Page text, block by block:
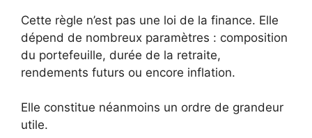
Cette règle n’est pas une loi de la finance. Elle
dépend de nombreux paramètres : composition
du portefeuille, durée de la retraite,
rendements futurs ou encore inflation.
Elle constitue néanmoins un ordre de grandeur
utile.